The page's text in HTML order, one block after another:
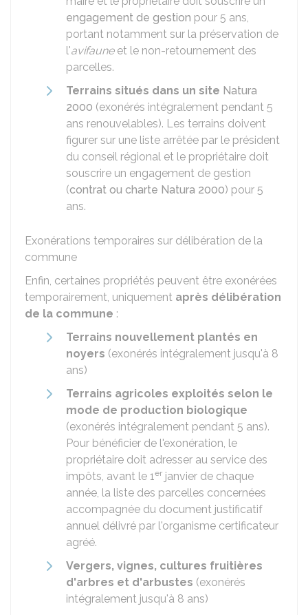
engagement de gestion pour 5 ans,
portant notamment sur la préservation de
l'avifauneet le non-retournement des
parcelles.
Terrains situés dans un site Natura
2000 (exonérés intégralement pendant 5
ans renouvelables). Les terrains doivent
figurer sur une liste arrêtée par le président
du conseil régional et le propriétaire doit
souscrire un engagement de gestion
(contrat ou charte Natura 2000) pour 5
ans.
Exonérations temporaires sur délibération de la
commune
Enfin, certaines propriétés peuvent être exonérées
temporairement, uniquement après délibération
de la commune :
Terrains nouvellement plantés en
noyers (exonérés intégralement jusqu'à 8
ans)
Terrains agricoles exploités selon le
mode de production biologique
(exonérés intégralement pendant 5 ans).
Pour bénéficier de l'exonération, le
propriétaire doit adresser au service des
impôts, avant le 1er janvier de chaque
année, la liste des parcelles concernées
accompagnée du document justificatif
annuel délivré par l'organisme certificateur
agréé.
Vergers, vignes, cultures fruitières
d'arbres et d'arbustes (exonérés
intégralement jusqu'à 8 ans)